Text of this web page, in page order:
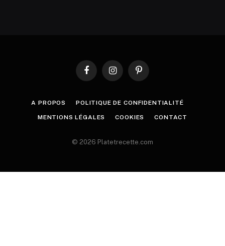
FacebookInstagramPinterest
A PROPOS POLITIQUE DE CONFIDENTIALITÉ
MENTIONS LÉGALES COOKIES CONTACT
© 2026 Platetrecette.com